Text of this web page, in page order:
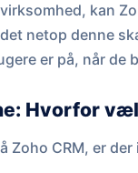
kan
netop denne
er på, når de
Hvorfor
Zoho CRM, er